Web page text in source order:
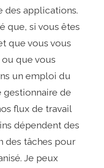
des applications.
que, si vous êtes
que vous vous
que vous
un emploi du
gestionnaire de
flux de travail
dépendent des
des tâches pour
Je peux